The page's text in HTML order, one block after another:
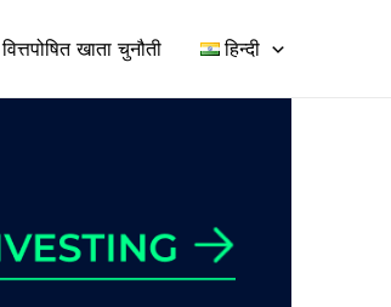
वित्तपोषित खाता चुनौती हिन्दी